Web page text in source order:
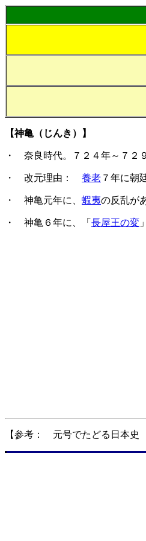
【神亀（じんき）】
・ 奈良時代。７２４年～７２
・ 改元理由： 養老 ７年に朝
・ 神亀元年に、 蝦夷の反乱が
・ 神亀６年に、「 長屋王の変
【参考： 元号でたどる日本史